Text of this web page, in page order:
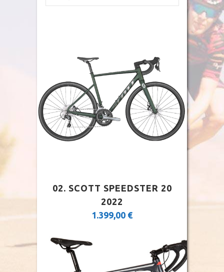
02. SCOTT SPEEDSTER 20
2022
1.399,00 €